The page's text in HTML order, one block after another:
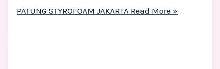
PATUNG STYROFOAM JAKARTA Read More »